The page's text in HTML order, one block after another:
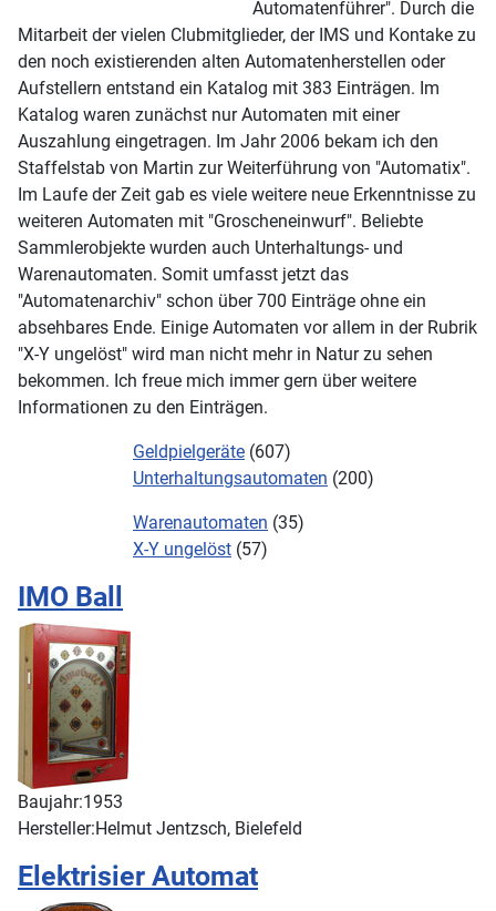
Automatenführer". Durch die
Mitarbeit der vielen Clubmitglieder, der IMS und Kontake zu
den noch existierenden alten Automatenherstellen oder
Aufstellern entstand ein Katalog mit 383 Einträgen. Im
Katalog waren zunächst nur Automaten mit einer
Auszahlung eingetragen. Im Jahr 2006 bekam ich den
Staffelstab von Martin zur Weiterführung von "Automatix".
Im Laufe der Zeit gab es viele weitere neue Erkenntnisse zu
weiteren Automaten mit "Groscheneinwurf". Beliebte
Sammlerobjekte wurden auch Unterhaltungs- und
Warenautomaten. Somit umfasst jetzt das
"Automatenarchiv" schon über 700 Einträge ohne ein
absehbares Ende. Einige Automaten vor allem in der Rubrik
"X-Y ungelöst" wird man nicht mehr in Natur zu sehen
bekommen. Ich freue mich immer gern über weitere
Informationen zu den Einträgen.
Geldpielgeräte (607)
Unterhaltungsautomaten (200)
Warenautomaten (35)
X-Y ungelöst (57)
IMO Ball
Baujahr:1953
Hersteller:Helmut Jentzsch, Bielefeld
Elektrisier Automat